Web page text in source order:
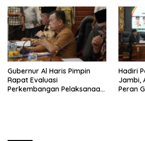
Gubernur Al Haris Pimpin
Rapat Evaluasi
Perkembangan Pelaksanaan
Hadiri
Jambi,
Peran